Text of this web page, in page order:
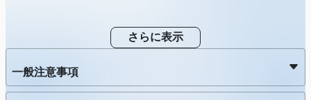
さらに表示
一般注意事項